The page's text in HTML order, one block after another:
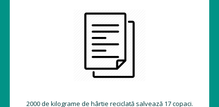
2000 de kilograme de hârtie reciclată salvează 17 copaci.